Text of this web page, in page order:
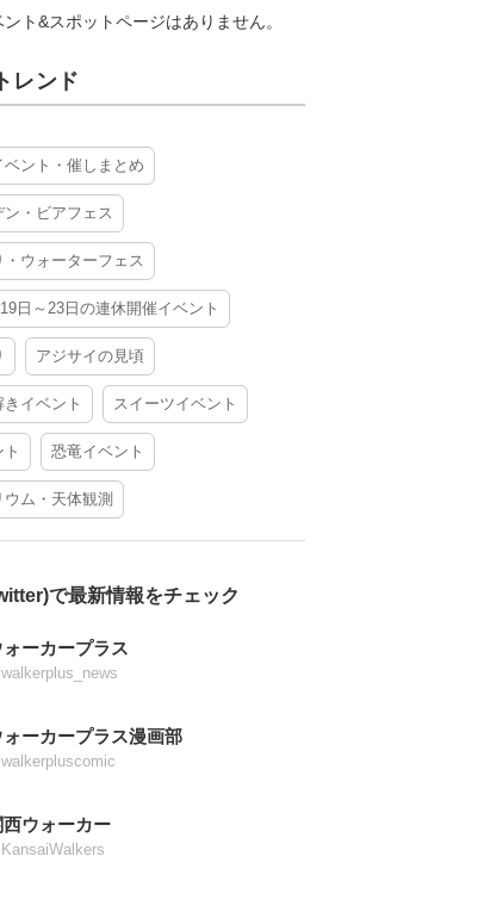
ト&スポットページはありません。
レンド
ベント・催しまとめ
ン・ビアフェス
ウォーターフェス
日～23日の連休開催イベント
アジサイの見頃
きイベント スイーツイベント
恐竜イベント
ム・天体観測
で最新情報をチェック
ォーカープラス
ォーカープラス漫画部
西ウォーカー